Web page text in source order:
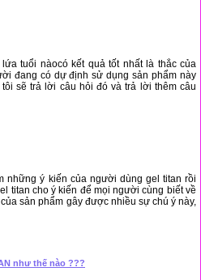
tuổi nàocó kết quả tốt nhất là thắc của
đang có dự định sử dụng sản phẩm này
sẽ trả lời câu hỏi đó và trả lời thêm câu
những ý kiến của người dùng gel titan rồi
titan cho ý kiến để mọi người cùng biết về
sản phẩm gây được nhiều sự chú ý này,
như thế nào ???